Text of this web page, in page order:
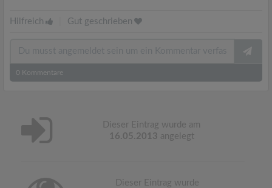
Hilfreich Gut geschrieben
0 Kommentare
Dieser Eintrag wurde am
16.05.2013 angelegt
Dieser Eintrag wurde